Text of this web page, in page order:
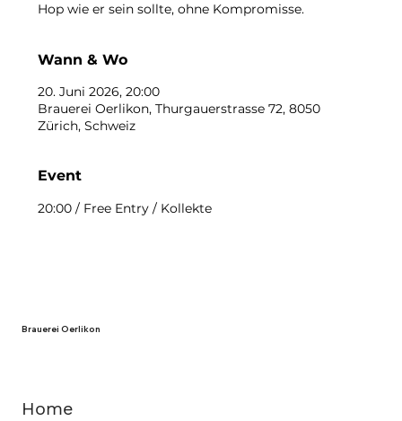
Hop wie er sein sollte, ohne Kompromisse.
Wann & Wo
20. Juni 2026, 20:00
Brauerei Oerlikon, Thurgauerstrasse 72, 8050
Zürich, Schweiz
Event
20:00 / Free Entry / Kollekte
Brauerei Oerlikon
Home